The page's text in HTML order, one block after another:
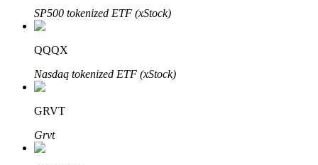
Apprenez le Staking
Découvrez comment gagner un revenu passif
Bitrue
SP500 tokenized ETF (xStock)
QQQX
Nasdaq tokenized ETF (xStock)
GRVT
Grvt